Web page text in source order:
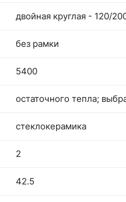
двойная круглая - 120/
без рамки
5400
остаточного тепла;
стеклокерамика
2
42.5